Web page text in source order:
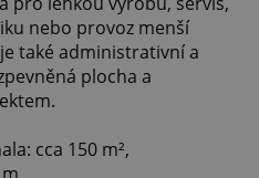
nebo provoz menší
také administrativní a
plocha a
cca 150 m²,